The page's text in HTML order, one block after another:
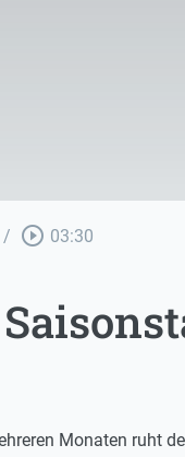
/ play_circle_outline 03:30
Monaten ruht